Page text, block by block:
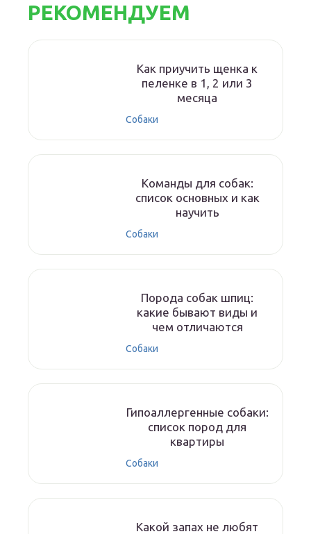
РЕКОМЕНДУЕМ
Как приучить щенка к
пеленке в 1, 2 или 3
месяца
Собаки
Команды для собак:
список основных и как
научить
Собаки
Порода собак шпиц:
какие бывают виды и
чем отличаются
Собаки
Гипоаллергенные собаки:
список пород для
квартиры
Собаки
Какой запах не любят